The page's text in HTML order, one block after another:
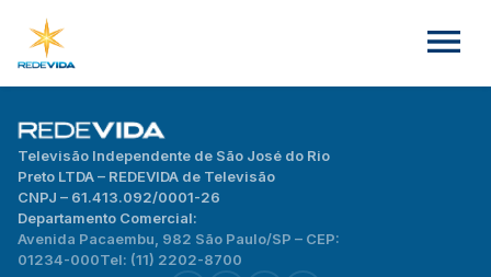
Televisão Independente de São José do Rio
Preto LTDA – REDEVIDA de Televisão
CNPJ – 61.413.092/0001-26
Departamento Comercial:
Avenida Pacaembu, 982 São Paulo/SP – CEP:
01234-000Tel: (11) 2202-8700